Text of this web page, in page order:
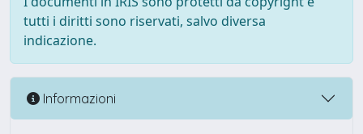
tutti i diritti sono riservati, salvo diversa
indicazione.
Informazioni